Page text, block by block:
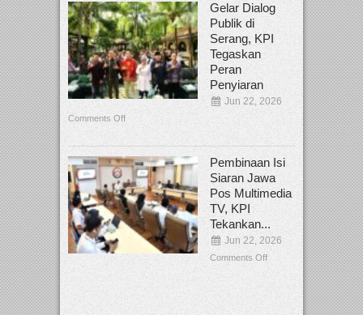
Gelar Dialog
Publik di
Serang, KPI
Tegaskan
Peran
Penyiaran
Jun 22, 2026
Comments Off
Pembinaan Isi
Siaran Jawa
Pos Multimedia
TV, KPI
Tekankan...
Jun 22, 2026
Comments Off